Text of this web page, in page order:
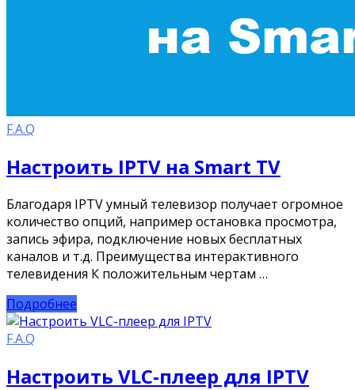
F.A.Q
Настроить IPTV на Smart TV
Благодаря IPTV умный телевизор получает огромное
количество опций, например остановка просмотра,
запись эфира, подключение новых бесплатных
каналов и т.д. Преимущества интерактивного
телевидения К положительным чертам …
Подробнее
F.A.Q
Настроить VLC-плеер для IPTV